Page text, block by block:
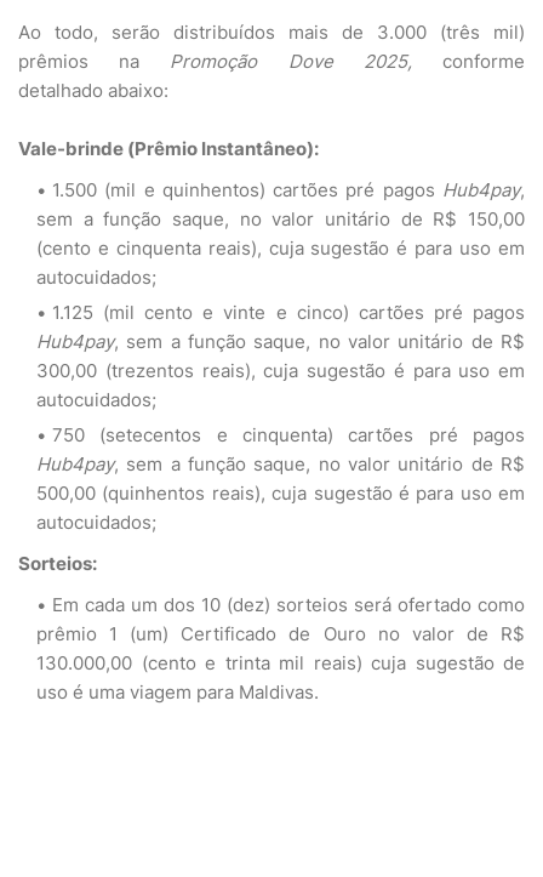
Ao todo, serão distribuídos mais de 3.000 (três mil)
prêmios na Promoção Dove 2025,conforme
detalhado abaixo:
Vale-brinde (Prêmio Instantâneo):
1.500 (mil e quinhentos) cartões pré pagos Hub4pay,
sem a função saque, no valor unitário de R$ 150,00
(cento e cinquenta reais), cuja sugestão é para uso em
autocuidados;
1.125 (mil cento e vinte e cinco) cartões pré pagos
Hub4pay, sem a função saque, no valor unitário de R$
300,00 (trezentos reais), cuja sugestão é para uso em
autocuidados;
750 (setecentos e cinquenta) cartões pré pagos
Hub4pay, sem a função saque, no valor unitário de R$
500,00 (quinhentos reais), cuja sugestão é para uso em
autocuidados;
Sorteios:
Em cada um dos 10 (dez) sorteios será ofertado como
prêmio 1 (um) Certificado de Ouro no valor de R$
130.000,00 (cento e trinta mil reais) cuja sugestão de
uso é uma viagem para Maldivas.